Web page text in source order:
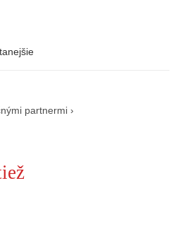
partnermi ›